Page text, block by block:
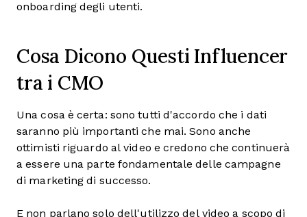
onboarding degli utenti.
Cosa Dicono Questi Influencer
tra i CMO
Una cosa è certa: sono tutti d'accordo che i dati
saranno più importanti che mai. Sono anche
ottimisti riguardo al video e credono che continuerà
a essere una parte fondamentale delle campagne
di marketing di successo.
E non parlano solo dell'utilizzo del video a scopo di